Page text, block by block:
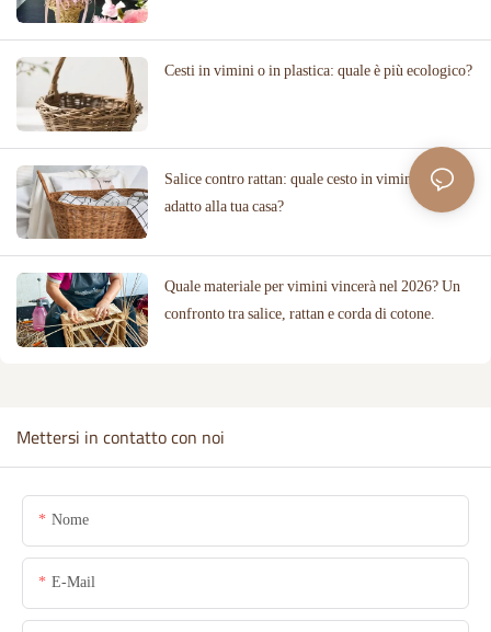
Cesti in vimini o in plastica: quale è più ecologico?
Salice contro rattan: quale cesto in vimini è più
adatto alla tua casa?
Quale materiale per vimini vincerà nel 2026? Un
confronto tra salice, rattan e corda di cotone.
Mettersi in contatto con noi
Nome
E-Mail